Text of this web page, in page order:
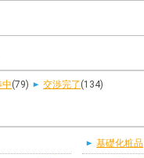
中(79) 交渉完了 (134)
基礎化粧品